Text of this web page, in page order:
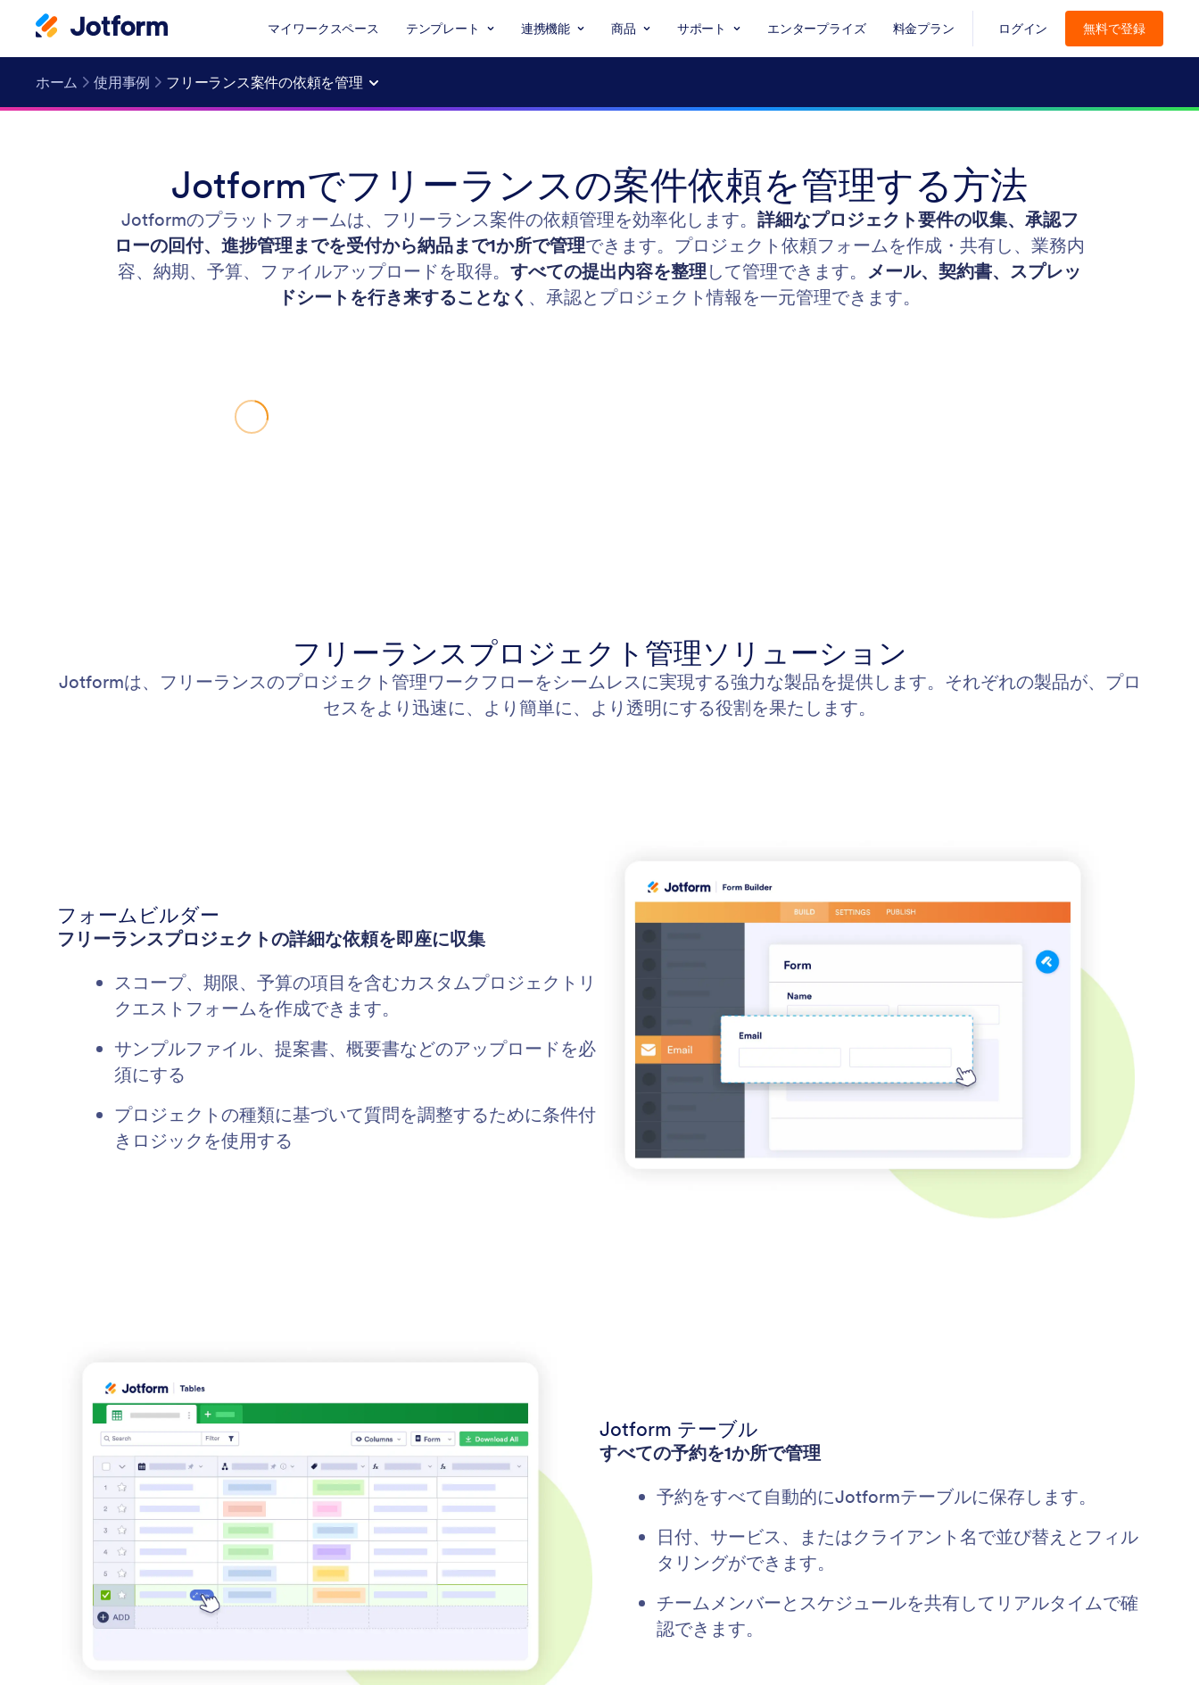
マイワークスペース テンプレート 連携機能 商品 サポート エンタープライズ 料金プラン ログイン 無料で登録
ホーム 使用事例 フリーランス案件の依頼を管理
Jotformでフリーランスの案件依頼を管理する方法
Jotformのプラットフォームは、フリーランス案件の依頼管理を効率化します。 詳細なプロジェクト要件の収集、承認フ
ローの回付、進捗管理までを受付から納品まで1か所で管理できます。プロジェクト依頼フォームを作成・共有し、業務内
容、納期、予算、ファイルアップロードを取得。 すべての提出内容を整理して管理できます。 メール、契約書、スプレッ
ドシートを行き来することなく 、承認とプロジェクト情報を一元管理できます。
フリーランスプロジェクト管理ソリューション
Jotformは、フリーランスのプロジェクト管理ワークフローをシームレスに実現する強力な製品を提供します。それぞれの製品が、プロ
セスをより迅速に、より簡単に、より透明にする役割を果たします。
フォームビルダー
フリーランスプロジェクトの詳細な依頼を即座に収集
スコープ、期限、予算の項目を含むカスタムプロジェクトリ
クエストフォームを作成できます。
サンプルファイル、提案書、概要書などのアップロードを必
須にする
プロジェクトの種類に基づいて質問を調整するために条件付
きロジックを使用する
Jotform テーブル
すべての予約を1か所で管理
予約をすべて自動的にJotformテーブルに保存します。
日付、サービス、またはクライアント名で並び替えとフィル
タリングができます。
チームメンバーとスケジュールを共有してリアルタイムで確
認できます。